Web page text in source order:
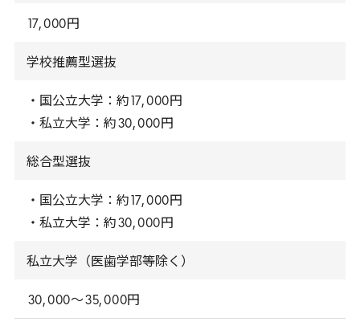
17,000円
学校推薦型選抜
・国公立大学：約 17,000円
・私立大学：約30,000円
総合型選抜
・国公立大学：約 17,000円
・私立大学：約30,000円
私立大学（医歯学部等除く）
30,000～35,000円